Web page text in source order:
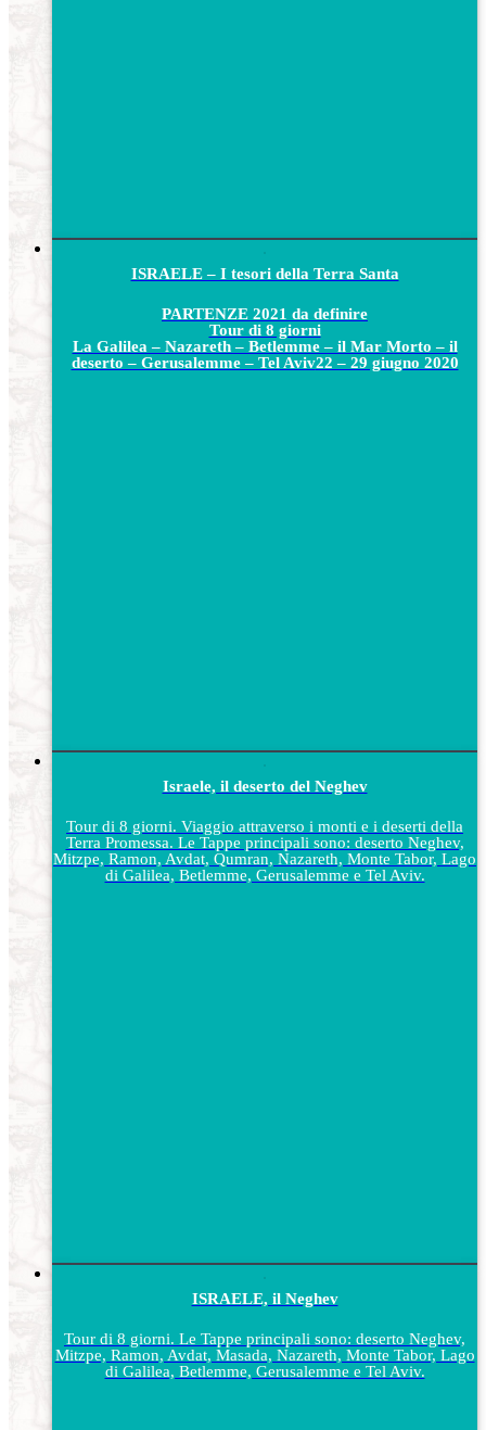
ISRAELE – I tesori della Terra Santa
PARTENZE 2021 da definire
Tour di 8 giorni
La Galilea – Nazareth – Betlemme – il Mar Morto – il
deserto – Gerusalemme – Tel Aviv22 – 29 giugno 2020
Israele, il deserto del Neghev
Tour di 8 giorni. Viaggio attraverso i monti e i deserti della
Terra Promessa. Le Tappe principali sono: deserto Neghev,
Mitzpe, Ramon, Avdat, Qumran, Nazareth, Monte Tabor, Lago
di Galilea, Betlemme, Gerusalemme e Tel Aviv.
ISRAELE, il Neghev
Tour di 8 giorni. Le Tappe principali sono: deserto Neghev,
Mitzpe, Ramon, Avdat, Masada, Nazareth, Monte Tabor, Lago
di Galilea, Betlemme, Gerusalemme e Tel Aviv.